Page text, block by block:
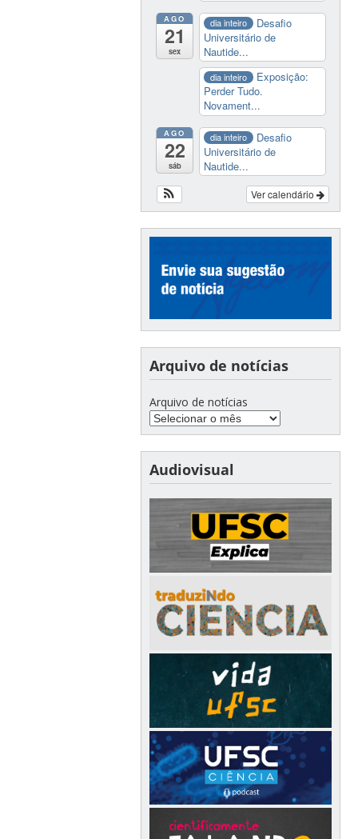
AGO
21
sex
dia inteiro
Desafio
Universitário de
Nautide...
dia inteiro
Exposição:
Perder Tudo.
Novament...
AGO
22
sáb
dia inteiro
Desafio
Universitário de
Nautide...
Ver calendário
Arquivo de notícias
Arquivo de notícias
Audiovisual